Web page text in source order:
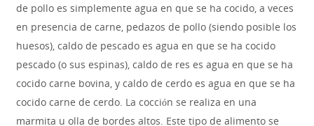
de pollo es simplemente agua en que se ha cocido, a veces
en presencia de carne, pedazos de pollo (siendo posible los
huesos), caldo de pescado es agua en que se ha cocido
pescado (o sus espinas), caldo de res es agua en que se ha
cocido carne bovina, y caldo de cerdo es agua en que se ha
cocido carne de cerdo. La cocción se realiza en una
marmita u olla de bordes altos. Este tipo de alimento se